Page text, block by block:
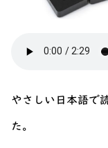
やさしい日本語で
た。